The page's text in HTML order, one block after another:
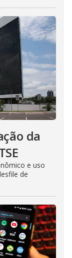
da
e uso
de